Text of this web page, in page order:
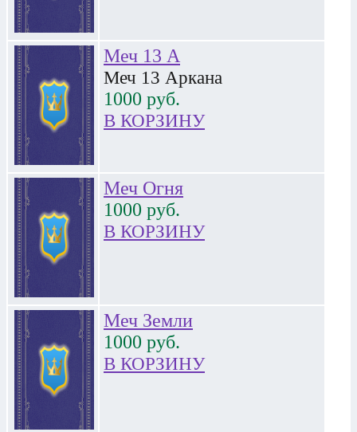
Меч 13 А
Меч 13 Аркана
1000 руб.
В КОРЗИНУ
Меч Огня
1000 руб.
В КОРЗИНУ
Меч Земли
1000 руб.
В КОРЗИНУ